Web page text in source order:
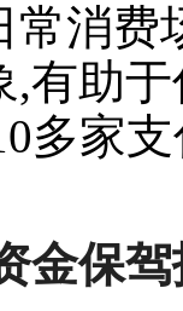
消费
有助
多家
金保